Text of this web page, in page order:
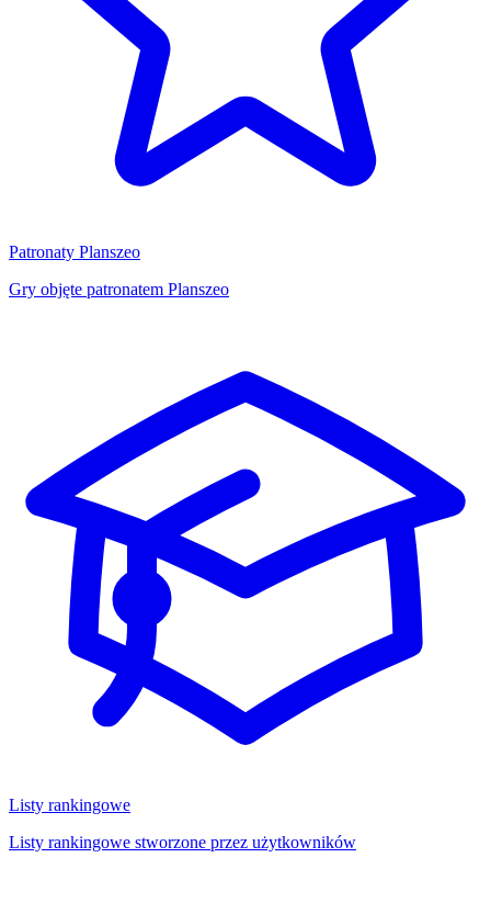
Patronaty Planszeo
Gry objęte patronatem Planszeo
Listy rankingowe
Listy rankingowe stworzone przez użytkowników